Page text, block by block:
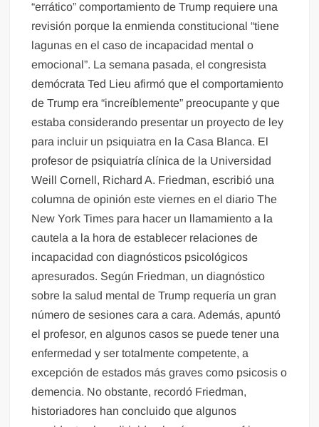
“errático” comportamiento de Trump requiere una
revisión porque la enmienda constitucional “tiene
lagunas en el caso de incapacidad mental o
emocional”. La semana pasada, el congresista
demócrata Ted Lieu afirmó que el comportamiento
de Trump era “increíblemente” preocupante y que
estaba considerando presentar un proyecto de ley
para incluir un psiquiatra en la Casa Blanca. El
profesor de psiquiatría clínica de la Universidad
Weill Cornell, Richard A. Friedman, escribió una
columna de opinión este viernes en el diario The
New York Times para hacer un llamamiento a la
cautela a la hora de establecer relaciones de
incapacidad con diagnósticos psicológicos
apresurados. Según Friedman, un diagnóstico
sobre la salud mental de Trump requería un gran
número de sesiones cara a cara. Además, apuntó
el profesor, en algunos casos se puede tener una
enfermedad y ser totalmente competente, a
excepción de estados más graves como psicosis o
demencia. No obstante, recordó Friedman,
historiadores han concluido que algunos